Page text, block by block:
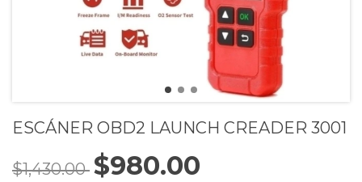
ESCÁNER OBD2 LAUNCH CREADER 3001
$1,430.00 $980.00